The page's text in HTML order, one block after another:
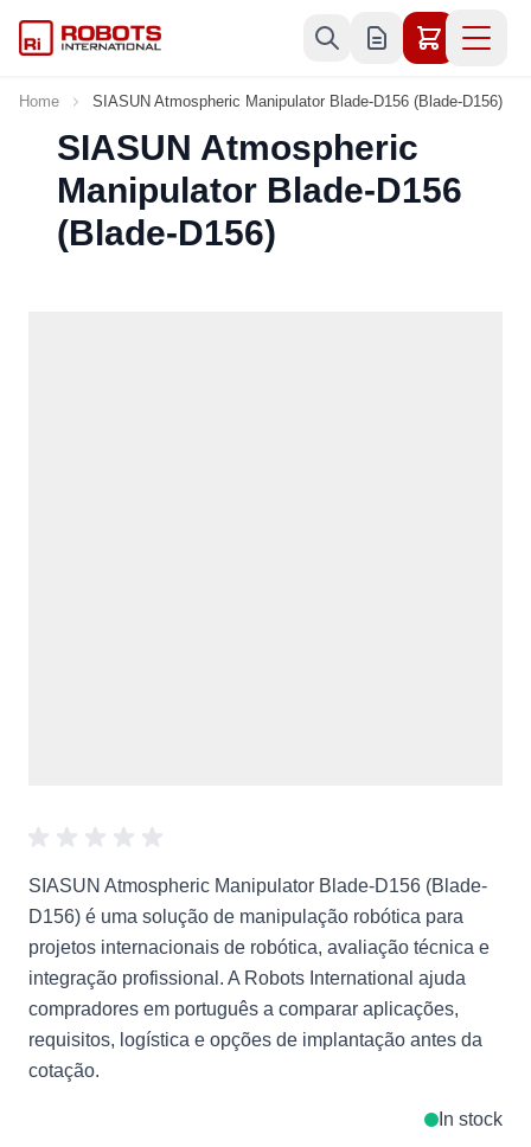
Home SIASUN Atmospheric Manipulator Blade-D156 (Blade-D156)
SIASUN Atmospheric
Manipulator Blade-D156
(Blade-D156)
SIASUN Atmospheric Manipulator Blade-D156 (Blade-
D156) é uma solução de manipulação robótica para
projetos internacionais de robótica, avaliação técnica e
integração profissional. A Robots International ajuda
compradores em português a comparar aplicações,
requisitos, logística e opções de implantação antes da
cotação.
In stock